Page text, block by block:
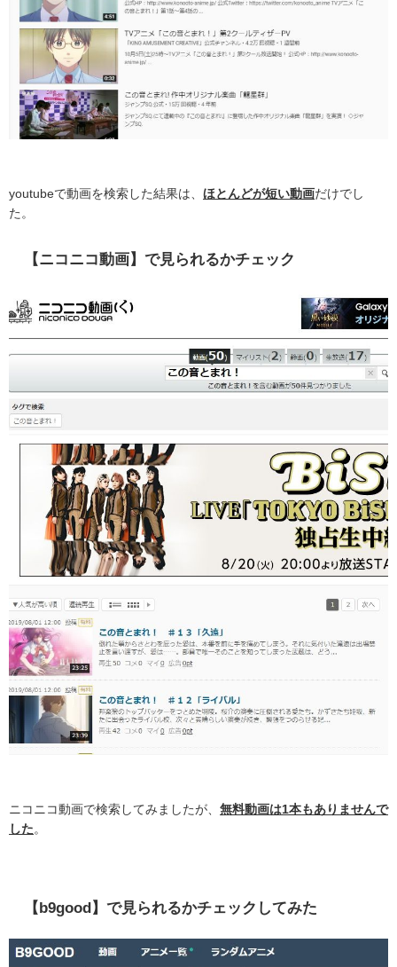
youtubeで動画を検索した結果は、 ほとんどが短い動画だけでし
た。
【ニコニコ動画】で見られるかチェック
ニコニコ動画で検索してみましたが、 無料動画は1本もありませんで
した 。
【b9good】で見られるかチェックしてみた